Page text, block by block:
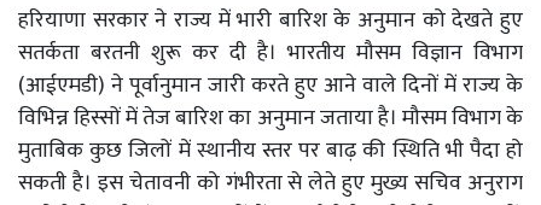
हरियाणा सरकार ने राज्य में भारी बारिश के अनुमान को देखते हुए
सतर्कता बरतनी शुरू कर दी है। भारतीय मौसम विज्ञान विभाग
(आईएमडी) ने पूर्वानुमान जारी करते हुए आने वाले दिनों में राज्य के
विभिन्न हिस्सों में तेज बारिश का अनुमान जताया है। मौसम विभाग के
मुताबिक कुछ जिलों में स्थानीय स्तर पर बाढ़ की स्थिति भी पैदा हो
सकती है। इस चेतावनी को गंभीरता से लेते हुए मुख्य सचिव अनुराग